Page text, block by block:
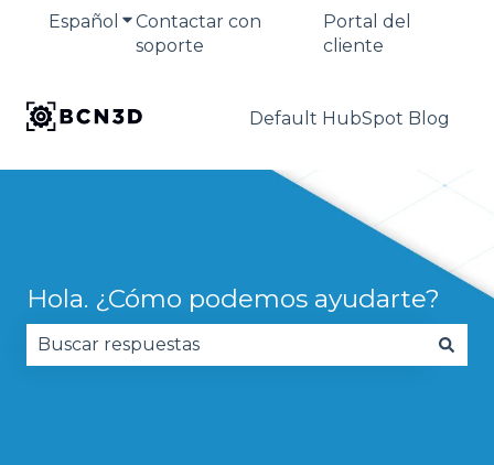
Español Traducciones de Mostrar submenú de
Contactar con
soporte
Portal del
cliente
Default HubSpot Blog
Hola. ¿Cómo podemos ayudarte?